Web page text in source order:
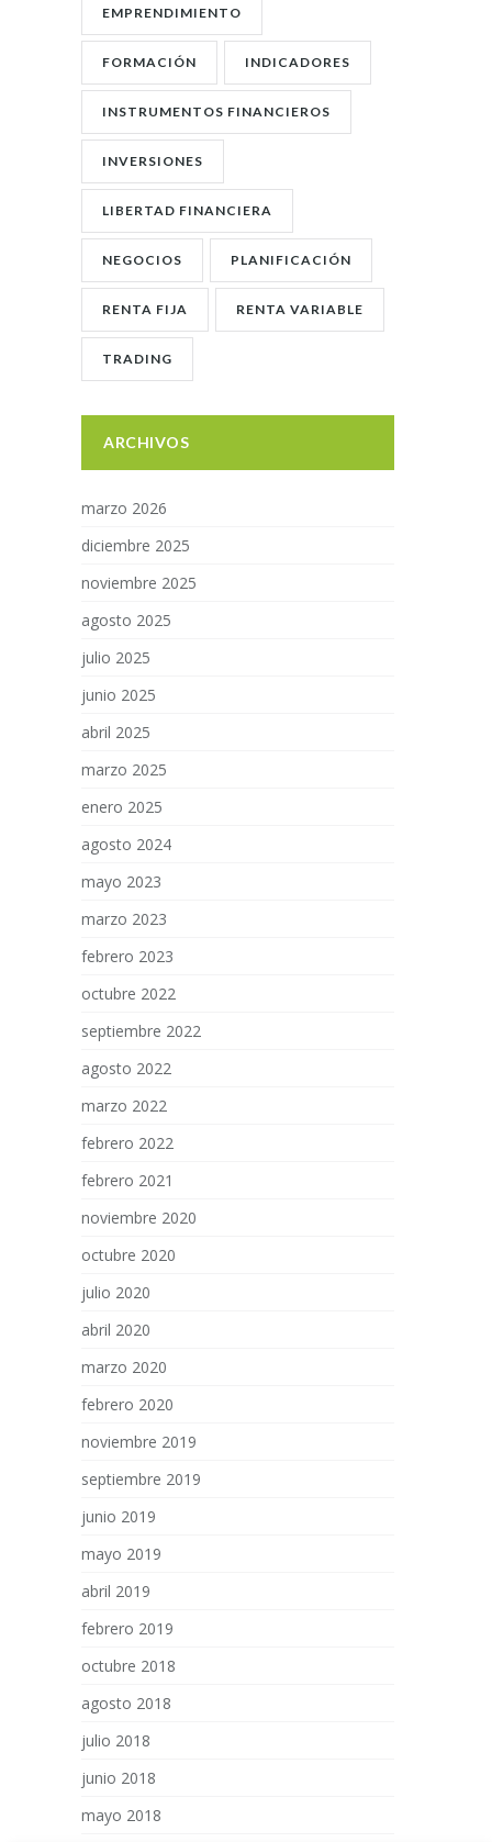
EMPRENDIMIENTO
FORMACIÓN INDICADORES
INSTRUMENTOS FINANCIEROS
INVERSIONES
LIBERTAD FINANCIERA
NEGOCIOS PLANIFICACIÓN
RENTA FIJA RENTA VARIABLE
TRADING
ARCHIVOS
marzo 2026
diciembre 2025
noviembre 2025
agosto 2025
julio 2025
junio 2025
abril 2025
marzo 2025
enero 2025
agosto 2024
mayo 2023
marzo 2023
febrero 2023
octubre 2022
septiembre 2022
agosto 2022
marzo 2022
febrero 2022
febrero 2021
noviembre 2020
octubre 2020
julio 2020
abril 2020
marzo 2020
febrero 2020
noviembre 2019
septiembre 2019
junio 2019
mayo 2019
abril 2019
febrero 2019
octubre 2018
agosto 2018
julio 2018
junio 2018
mayo 2018